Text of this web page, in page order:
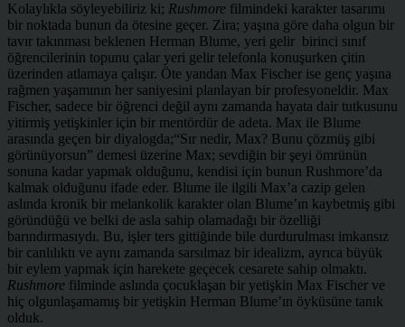
Kolaylıkla söyleyebiliriz ki; Rushmore filmindeki karakter tasarımı
bir noktada bunun da ötesine geçer. Zira; yaşına göre daha olgun bir
tavır takınması beklenen Herman Blume, yeri gelir birinci sınıf
öğrencilerinin topunu çalar yeri gelir telefonla konuşurken çitin
üzerinden atlamaya çalışır. Öte yandan Max Fischer ise genç yaşına
rağmen yaşamının her saniyesini planlayan bir profesyoneldir. Max
Fischer, sadece bir öğrenci değil aynı zamanda hayata dair tutkusunu
yitirmiş yetişkinler için bir mentördür de adeta. Max ile Blume
arasında geçen bir diyalogda;“Sır nedir, Max? Bunu çözmüş gibi
görünüyorsun” demesi üzerine Max; sevdiğin bir şeyi ömrünün
sonuna kadar yapmak olduğunu, kendisi için bunun Rushmore’da
kalmak olduğunu ifade eder. Blume ile ilgili Max’a cazip gelen
aslında kronik bir melankolik karakter olan Blume’ın kaybetmiş gibi
göründüğü ve belki de asla sahip olamadağı bir özelliği
barındırmasıydı. Bu, işler ters gittiğinde bile durdurulması imkansız
bir canlılıktı ve aynı zamanda sarsılmaz bir idealizm, ayrıca büyük
bir eylem yapmak için harekete geçecek cesarete sahip olmaktı.
Rushmore filminde aslında çocuklaşan bir yetişkin Max Fischer ve
hiç olgunlaşamamış bir yetişkin Herman Blume’ın öyküsüne tanık
olduk.